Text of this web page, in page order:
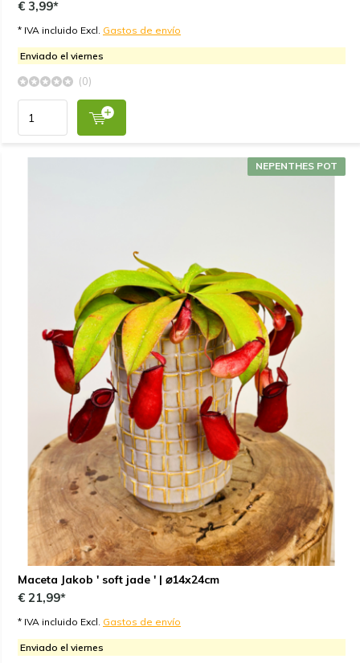
€ 3,99*
* IVA incluido Excl. Gastos de envío
Enviado el viernes
(0)
Maceta Jakob ' soft jade ' | ⌀14x24cm
NEPENTHES POT
€ 21,99*
* IVA incluido Excl. Gastos de envío
Enviado el viernes